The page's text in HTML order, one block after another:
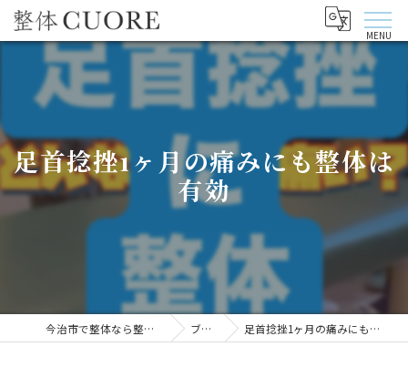
足首捻挫1ヶ月の痛みにも整体は
有効
今治市で整体なら整体CUORE ブログ 足首捻挫1ヶ月の痛みにも整体は有効